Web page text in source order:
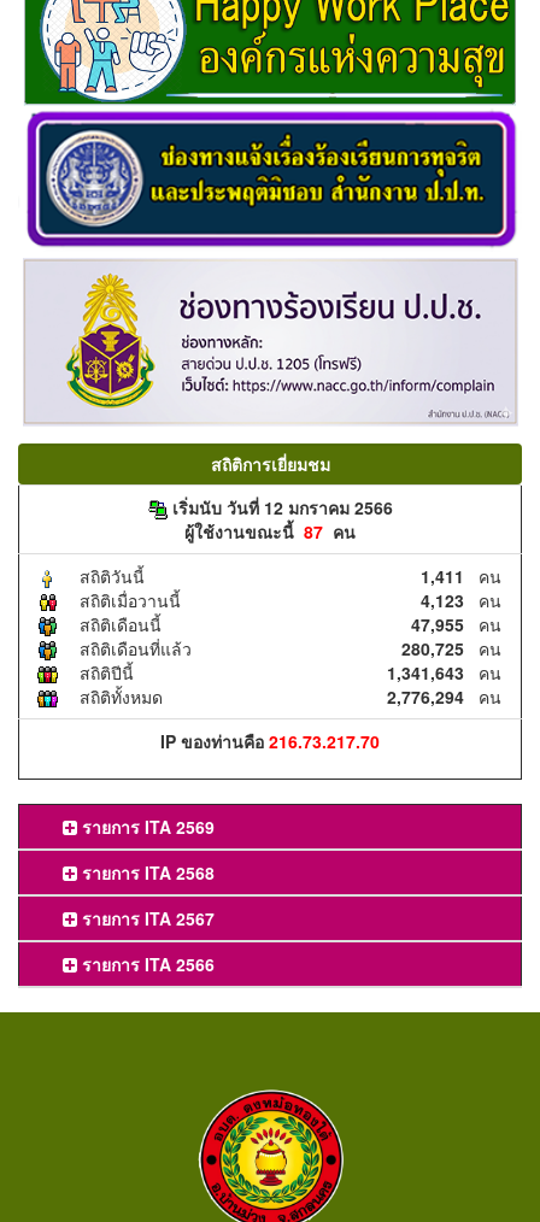
สถิติการเยี่ยมชม
เริ่มนับ วันที่ 12 มกราคม 2566
ผู้ใช้งานขณะนี้ 87 คน
สถิติวันนี้
1,411 คน
สถิติเมื่อวานนี้
4,123 คน
สถิติเดือนนี้
47,955 คน
สถิติเดือนที่แล้ว
280,725 คน
สถิติปีนี้
1,341,643 คน
สถิติทั้งหมด
2,776,294 คน
IP ของท่านคือ 216.73.217.70
รายการ ITA 2569
รายการ ITA 2568
รายการ ITA 2567
รายการ ITA 2566